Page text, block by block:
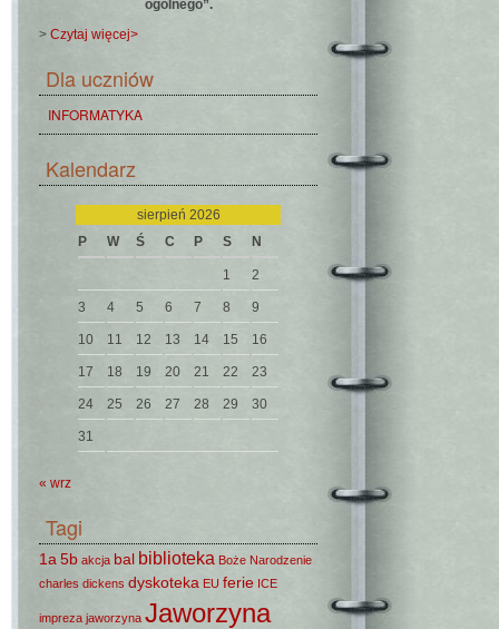
ogólnego”.
> Czytaj więcej>
Dla uczniów
INFORMATYKA
Kalendarz
sierpień 2026
P
W Ś C P S N
1 2
3 4 5 6 7 8 9
10 11 12 13 14 15 16
17 18 19 20 21 22 23
24 25 26 27 28 29 30
31
« wrz
Tagi
1a 5b akcja bal biblioteka Boże Narodzenie
charles dickens dyskoteka EU ferie ICE
impreza jaworzyna Jaworzyna